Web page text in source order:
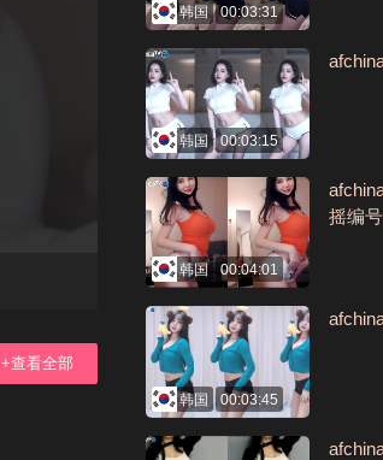
+查看全部
韩国 00:03:31
韩国 00:03:15
韩国 00:04:01
摇编
韩国 00:03:45